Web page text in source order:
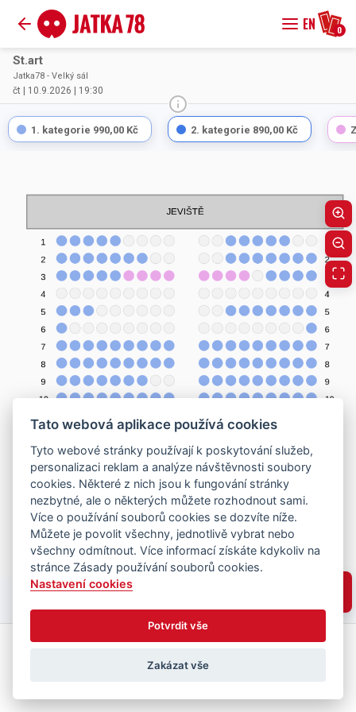
EN 0
St.art
Jatka78 - Velký sál
čt | 10.9.2026 | 19:30
1. kategorie 990,00 Kč 2. kategorie 890,00 Kč
Vyberte místa
Tato webová aplikace používá cookies
Tyto webové stránky používají k poskytování služeb,
personalizaci reklam a analýze návštěvnosti soubory
cookies. Některé z nich jsou k fungování stránky
nezbytné, ale o některých můžete rozhodnout sami.
Více o používání souborů cookies se dozvíte níže.
Můžete je povolit všechny, jednotlivě vybrat nebo
všechny odmítnout. Více informací získáte kdykoliv na
stránce Zásady používání souborů cookies.
Nastavení cookies
Potvrdit vše
Zakázat vše